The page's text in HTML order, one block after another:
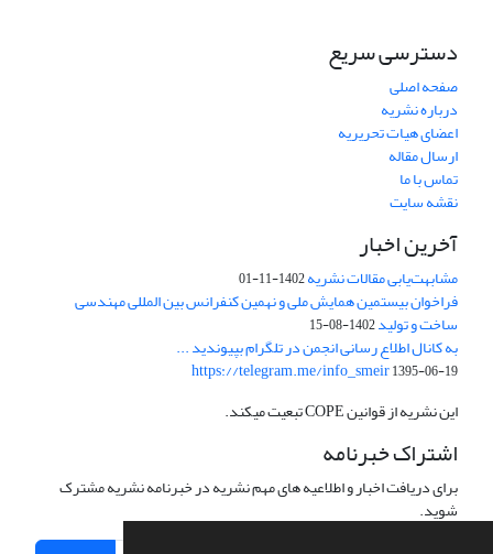
دسترسی سریع
صفحه اصلی
درباره نشریه
اعضای هیات تحریریه
ارسال مقاله
تماس با ما
نقشه سایت
آخرین اخبار
مشابهت‌یابی مقالات نشریه1402-11-01
فراخوان بیستمین همایش ملی و نهمین کنفرانس بین المللی مهندسی
ساخت و تولید1402-08-15
به کانال اطلاع رسانی انجمن در تلگرام بپیوندید ...
https://telegram.me/info_smeir1395-06-19
این نشریه از قوانین COPE تبعیت میکند.
اشتراک خبرنامه
برای دریافت اخبار و اطلاعیه های مهم نشریه در خبرنامه نشریه مشترک
شوید.